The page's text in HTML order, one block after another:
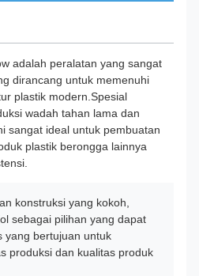
adalah peralatan yang sangat
dirancang untuk memenuhi
plastik modern.Spesial
wadah tahan lama dan
sangat ideal untuk pembuatan
plastik berongga lainnya
konstruksi yang kokoh,
sebagai pilihan yang dapat
yang bertujuan untuk
produksi dan kualitas produk